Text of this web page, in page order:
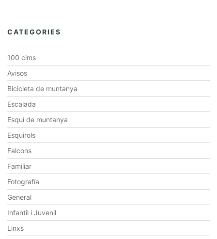
CATEGORIES
100 cims
Avisos
Bicicleta de muntanya
Escalada
Esquí de muntanya
Esquirols
Falcons
Familiar
Fotografía
General
Infantil i Juvenil
Linxs